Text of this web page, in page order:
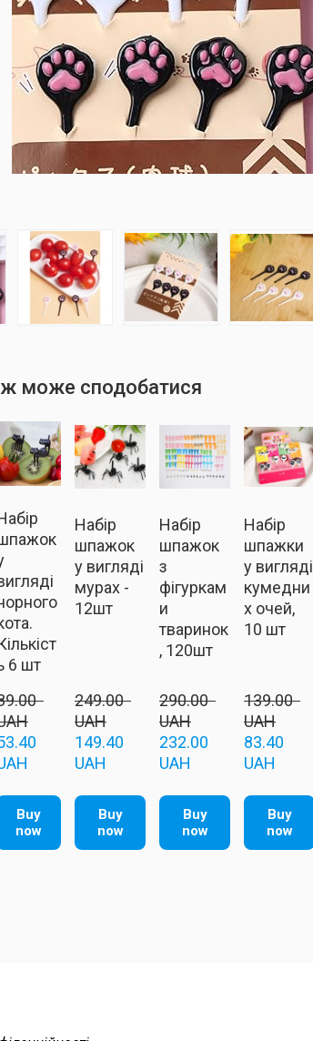
може сподобатися
6 шт
Buy
now
Набір
шпажок
у вигляді
мурах -
12шт
249.00
UAH
149.40
UAH
Buy
now
Набір
шпажок
з
фігуркам
и
тваринок
, 120шт
290.00
UAH
232.00
UAH
Buy
now
Набір
шпажки
у вигляді
кумедни
х очей,
10 шт
139.00
UAH
83.40
UAH
Buy
now